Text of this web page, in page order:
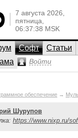
7 августа 2026,
пятница,
06:37:38 MSK
Софт Статьи
Войти
обеспечение →
Шурупов
https://www.nixp.ru/